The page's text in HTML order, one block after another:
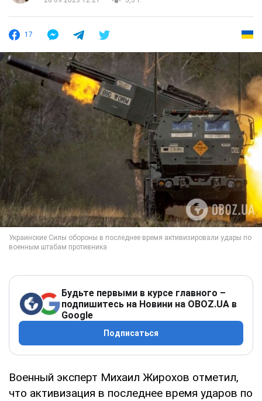
17
Будьте первыми в курсе главного –
подпишитесь на Новини на OBOZ.UA в
Google
Подписаться
Военный эксперт Михаил Жирохов отметил,
что активизация в последнее время ударов по